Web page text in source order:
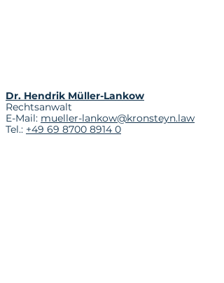
Dr. Hendrik Müller-Lankow
Rechtsanwalt
E-Mail: mueller-lankow@kronsteyn.law
Tel.: +49 69 8700 8914 0